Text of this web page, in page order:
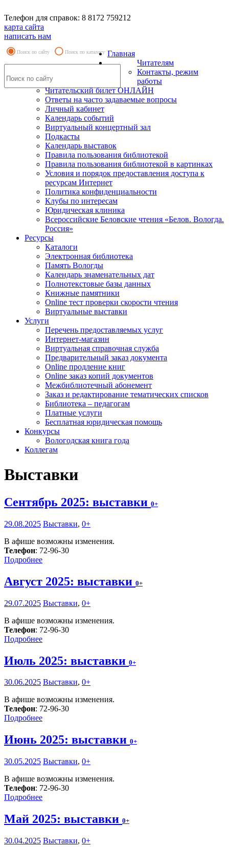
Телефон для справок: 8 8172 759212
карта сайта
написать нам
Поиск по сайту Поиск по каталогу Главная
Читателям
Контакты, режим
работы
Читательский билет ОНЛАЙН
Ответы на часто задаваемые вопросы
Личный кабинет
Календарь событий
Виртуальный концертный зал
Подкасты
Календарь выставок
Правила пользования библиотекой
Правила пользования библиотекой в картинках
Условия и порядок предоставления доступа к
ресурсам Интернет
Политика конфиденциальности
Клубы по интересам
Юридическая клиника
Всероссийские Беловские чтения «Белов. Вологда.
Россия»
Ресурсы
Каталоги
Электронная библиотека
Память Вологды
Календарь знаменательных дат
Полнотекстовые базы данных
Книжные памятники
Online тест проверки скорости чтения
Виртуальные выставки
Услуги
Перечень предоставляемых услуг
Интернет-магазин
Виртуальная справочная служба
Предварительный заказ документа
Online продление книг
Online заказ копий документов
Межбиблиотечный абонемент
Заказ и редактирование тематических списков
Библиотека – педагогам
Платные услуги
Бесплатная юридическая помощь
Конкурсы
Вологодская книга года
Коллегам
Выставки
Сентябрь 2025: выставки 0+
29.08.2025 Выставки, 0+
В афише возможны изменения.
Телефон: 72-96-30
Подробнее
Август 2025: выставки 0+
29.07.2025 Выставки, 0+
В афише возможны изменения.
Телефон: 72-96-30
Подробнее
Июль 2025: выставки 0+
30.06.2025 Выставки, 0+
В афише возможны изменения.
Телефон: 72-96-30
Подробнее
Июнь 2025: выставки 0+
30.05.2025 Выставки, 0+
В афише возможны изменения.
Телефон: 72-96-30
Подробнее
Май 2025: выставки 0+
30.04.2025 Выставки, 0+